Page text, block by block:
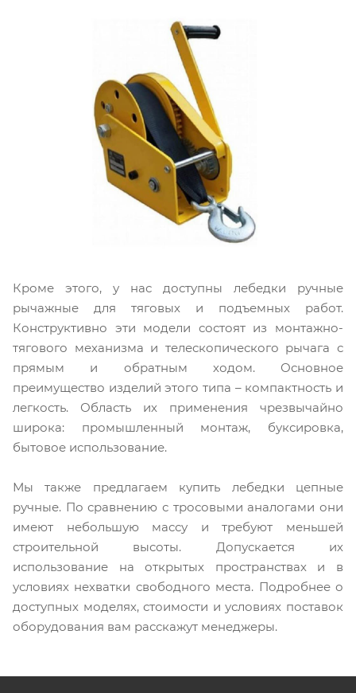
Кроме этого, у нас доступны лебедки ручные
рычажные для тяговых и подъемных работ.
Конструктивно эти модели состоят из монтажно-
тягового механизма и телескопического рычага с
прямым и обратным ходом. Основное
преимущество изделий этого типа – компактность и
легкость. Область их применения чрезвычайно
широка: промышленный монтаж, буксировка,
бытовое использование.
Мы также предлагаем купить лебедки цепные
ручные. По сравнению с тросовыми аналогами они
имеют небольшую массу и требуют меньшей
строительной высоты. Допускается их
использование на открытых пространствах и в
условиях нехватки свободного места. Подробнее о
доступных моделях, стоимости и условиях поставок
оборудования вам расскажут менеджеры.